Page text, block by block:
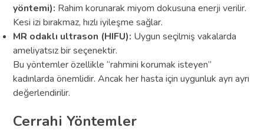
yöntemi): Rahim korunarak miyom dokusuna enerji verilir.
Kesi izi bırakmaz, hızlı iyileşme sağlar.
MR odaklı ultrason (HIFU): Uygun seçilmiş vakalarda
ameliyatsız bir seçenektir.
Bu yöntemler özellikle “rahmini korumak isteyen”
kadınlarda önemlidir. Ancak her hasta için uygunluk ayrı ayrı
değerlendirilir.
Cerrahi Yöntemler